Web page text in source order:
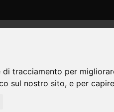
tracciamento per
sul nostro sito, e per
Piccolo Formato Office